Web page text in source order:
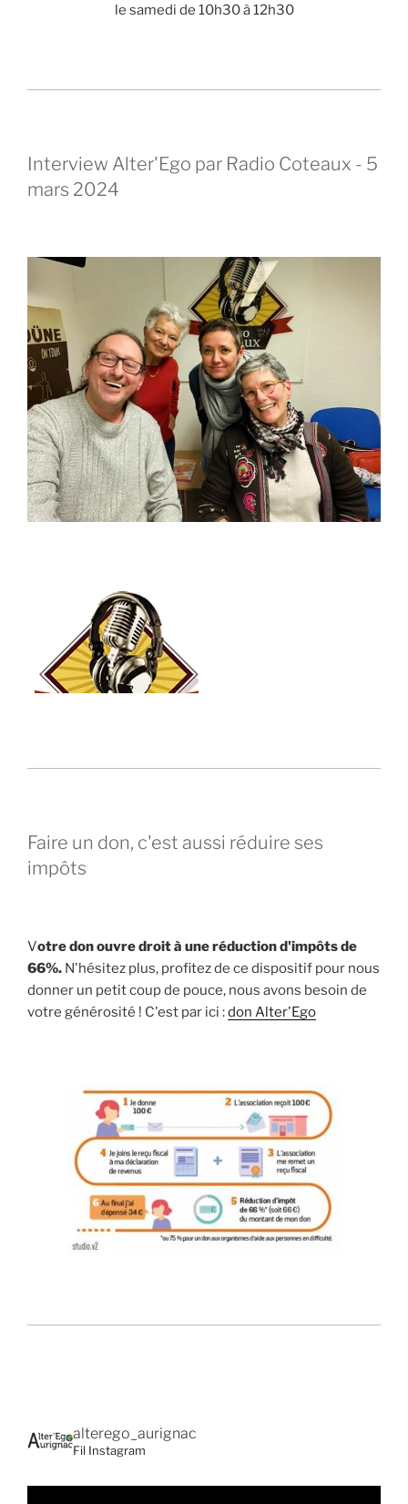
le samedi de 10h30 à 12h30
Interview Alter'Ego par Radio Coteaux - 5
mars 2024
Faire un don, c'est aussi réduire ses
impôts
Votre don ouvre droit à une réduction d'impôts de
66%. N'hésitez plus, profitez de ce dispositif pour nous
donner un petit coup de pouce, nous avons besoin de
votre générosité ! C'est par ici :don Alter'Ego
alterego_aurignac
Fil Instagram